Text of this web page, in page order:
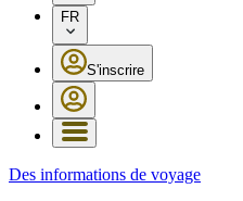
FR
S'inscrire
Des informations de voyage